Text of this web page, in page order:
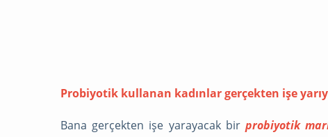
Probiyotik kullanan kadınlar gerçekten işe
Bana gerçekten işe yarayacak bir probiyotik